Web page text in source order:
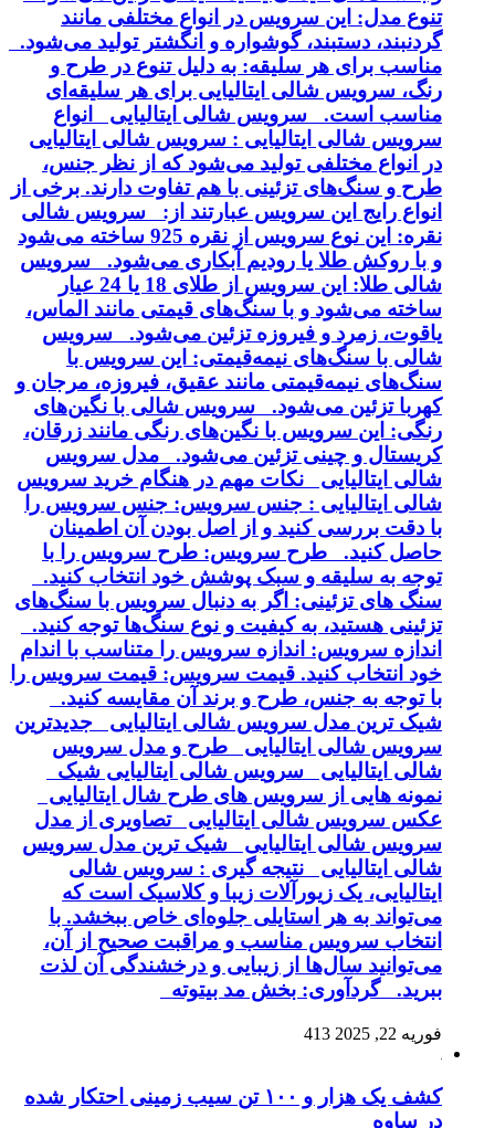
تنوع مدل: این سرویس در انواع مختلفی مانند
گردنبند، دستبند، گوشواره و انگشتر تولید می‌شود.
مناسب برای هر سلیقه: به دلیل تنوع در طرح و
رنگ، سرویس شالی ایتالیایی برای هر سلیقه‌ای
مناسب است. سرویس شالی ایتالیایی انواع
سرویس شالی ایتالیایی : سرویس شالی ایتالیایی
در انواع مختلفی تولید می‌شود که از نظر جنس،
طرح و سنگ‌های تزئینی با هم تفاوت دارند. برخی از
انواع رایج این سرویس عبارتند از: سرویس شالی
نقره: این نوع سرویس از نقره 925 ساخته می‌شود
و با روکش طلا یا رودیم آبکاری می‌شود. سرویس
شالی طلا: این سرویس از طلای 18 یا 24 عیار
ساخته می‌شود و با سنگ‌های قیمتی مانند الماس،
یاقوت، زمرد و فیروزه تزئین می‌شود. سرویس
شالی با سنگ‌های نیمه‌قیمتی: این سرویس با
سنگ‌های نیمه‌قیمتی مانند عقیق، فیروزه، مرجان و
کهربا تزئین می‌شود. سرویس شالی با نگین‌های
رنگی: این سرویس با نگین‌های رنگی مانند زرقان،
کریستال و چینی تزئین می‌شود. مدل سرویس
شالی ایتالیایی نکات مهم در هنگام خرید سرویس
شالی ایتالیایی : جنس سرویس: جنس سرویس را
با دقت بررسی کنید و از اصل بودن آن اطمینان
حاصل کنید. طرح سرویس: طرح سرویس را با
توجه به سلیقه و سبک پوشش خود انتخاب کنید.
سنگ های تزئینی: اگر به دنبال سرویس با سنگ‌های
تزئینی هستید، به کیفیت و نوع سنگ‌ها توجه کنید.
اندازه سرویس: اندازه سرویس را متناسب با اندام
خود انتخاب کنید. قیمت سرویس: قیمت سرویس را
با توجه به جنس، طرح و برند آن مقایسه کنید.
شیک ترین مدل سرویس شالی ایتالیایی جدیدترین
سرویس شالی ایتالیایی طرح و مدل سرویس
شالی ایتالیایی سرویس شالی ایتالیایی شیک
نمونه هایی از سرویس های طرح شال ایتالیایی
عکس سرویس شالی ایتالیایی تصاویری از مدل
سرویس شالی ایتالیایی شیک ترین مدل سرویس
شالی ایتالیایی نتیجه گیری : سرویس شالی
ایتالیایی، یک زیورآلات زیبا و کلاسیک است که
می‌تواند به هر استایلی جلوه‌ای خاص ببخشد. با
انتخاب سرویس مناسب و مراقبت صحیح از آن،
می‌توانید سال‌ها از زیبایی و درخشندگی آن لذت
ببرید. گردآوری: بخش مد بیتوته
فوریه 22, 2025 413
کشف یک هزار و ۱۰۰ تن سیب زمینی احتکار شده
در ساوه